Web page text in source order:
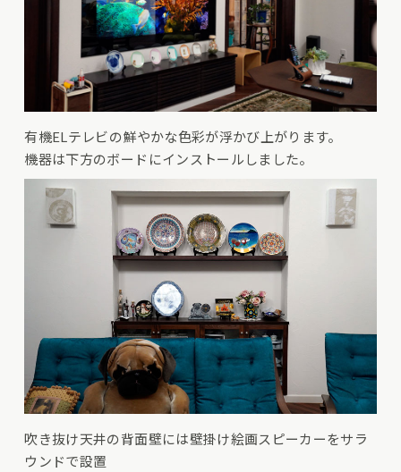
有機ELテレビの鮮やかな色彩が浮かび上がります。
機器は下方のボードにインストールしました。
吹き抜け天井の背面壁には壁掛け絵画スピーカーをサラ
ウンドで設置